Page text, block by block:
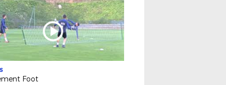
Foot